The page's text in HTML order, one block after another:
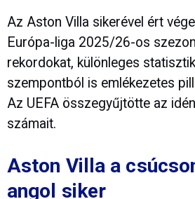
Az Aston Villa sikerével ért
Európa-liga 2025/26-os
rekordokat, különleges
szempontból is emlékezetes
Az UEFA összegyűjtötte az
számait.
Aston Villa a
angol siker